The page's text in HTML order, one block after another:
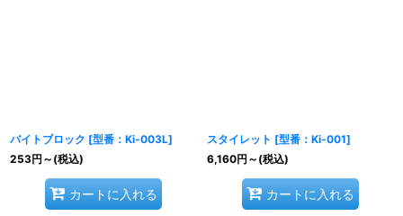
バイトブロック [型番：Ki-003L]
253円 ～ (税込)
カートに入れる
スタイレット [型番：Ki-001]
6,160円 ～ (税込)
カートに入れる